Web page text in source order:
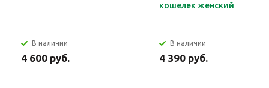
В наличии
4 600 руб.
кошелек женский
В наличии
4 390 руб.